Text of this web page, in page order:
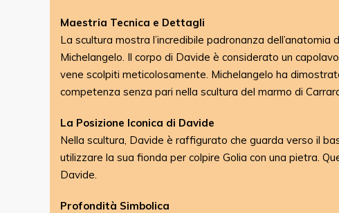
Maestria Tecnica e Dettagli
La scultura mostra l’incredibile padronanza dell’anatomia
Michelangelo. Il corpo di Davide è considerato un
vene scolpiti meticolosamente. Michelangelo ha
competenza senza pari nella scultura del marmo di
La Posizione Iconica di Davide
Nella scultura, Davide è raffigurato che guarda verso il
utilizzare la sua fionda per colpire Golia con una pietra.
Davide.
Profondità Simbolica